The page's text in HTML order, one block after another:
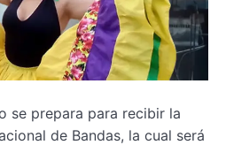
se prepara para recibir la
de Bandas, la cual será